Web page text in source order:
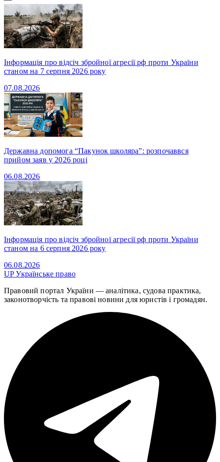
Інформація про відсіч збройної агресії рф проти України
станом на 7 серпня 2026 року
07.08.2026
Державна допомога “Пакунок школяра”: розпочаввся
прийом заяв у 2026 році
06.08.2026
Інформація про відсіч збройної агресії рф проти України
станом на 6 серпня 2026 року
06.08.2026
UPУкраїнське право
Правовий портал України — аналітика, судова практика,
законотворчість та правові новини для юристів і громадян.